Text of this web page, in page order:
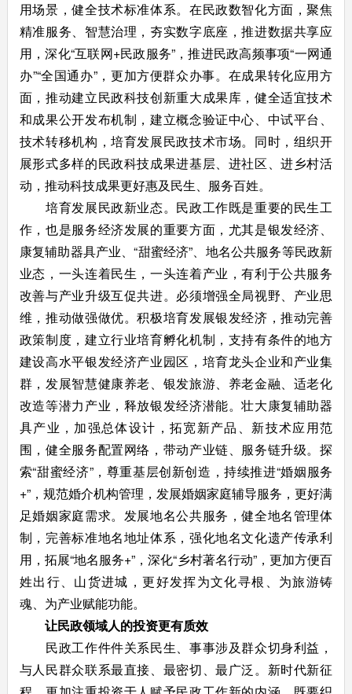
用场景，健全技术标准体系。在民政数智化方面，聚焦
精准服务、智慧治理，夯实数字底座，推进数据共享应
用，深化“互联网+民政服务”，推进民政高频事项“一网通
办”“全国通办”，更加方便群众办事。在成果转化应用方
面，推动建立民政科技创新重大成果库，健全适宜技术
和成果公开发布机制，建立概念验证中心、中试平台、
技术转移机构，培育发展民政技术市场。同时，组织开
展形式多样的民政科技成果进基层、进社区、进乡村活
动，推动科技成果更好惠及民生、服务百姓。
培育发展民政新业态。民政工作既是重要的民生工
作，也是服务经济发展的重要方面，尤其是银发经济、
康复辅助器具产业、“甜蜜经济”、地名公共服务等民政新
业态，一头连着民生，一头连着产业，有利于公共服务
改善与产业升级互促共进。必须增强全局视野、产业思
维，推动做强做优。积极培育发展银发经济，推动完善
政策制度，建立行业培育孵化机制，支持有条件的地方
建设高水平银发经济产业园区，培育龙头企业和产业集
群，发展智慧健康养老、银发旅游、养老金融、适老化
改造等潜力产业，释放银发经济潜能。壮大康复辅助器
具产业，加强总体设计，拓宽新产品、新技术应用范
围，健全服务配置网络，带动产业链、服务链升级。探
索“甜蜜经济”，尊重基层创新创造，持续推进“婚姻服务
+”，规范婚介机构管理，发展婚姻家庭辅导服务，更好满
足婚姻家庭需求。发展地名公共服务，健全地名管理体
制，完善标准地名地址体系，强化地名文化遗产传承利
用，拓展“地名服务+”，深化“乡村著名行动”，更加方便百
姓出行、山货进城，更好发挥为文化寻根、为旅游铸
魂、为产业赋能功能。
让民政领域人的投资更有质效
民政工作件件关系民生、事事涉及群众切身利益，
与人民群众联系最直接、最密切、最广泛。新时代新征